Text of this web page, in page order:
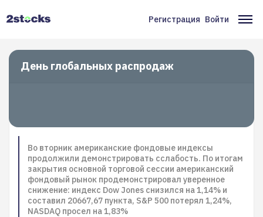
Меню
учётной
записи
Регистрация Войти
День глобальных распродаж
Во вторник американские фондовые индексы
продолжили демонстрировать сслабость. По итогам
закрытия основной торговой сессии американский
фондовый рынок продемонстрировал уверенное
снижение: индекс Dow Jones снизился на 1,14% и
составил 20667,67 пункта, S&P 500 потерял 1,24%,
NASDAQ просел на 1,83%